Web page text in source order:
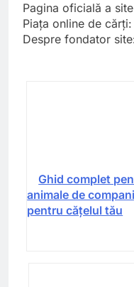
Pagina oficială a
Piața online de cărți:
Despre fondator
Ghid complet
animale de
pentru cățelul tău